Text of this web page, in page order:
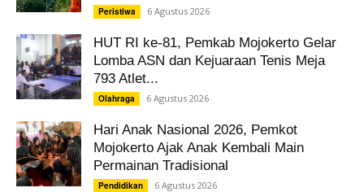
Peristiwa 6 Agustus 2026
HUT RI ke-81, Pemkab Mojokerto Gelar
Lomba ASN dan Kejuaraan Tenis Meja
793 Atlet...
Olahraga 6 Agustus 2026
Hari Anak Nasional 2026, Pemkot
Mojokerto Ajak Anak Kembali Main
Permainan Tradisional
Pendidikan 6 Agustus 2026